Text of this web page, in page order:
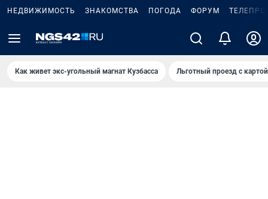
НЕДВИЖИМОСТЬ ЗНАКОМСТВА ПОГОДА ФОРУМ
Как живет экс-угольный магнат Кузбасса Льготный проезд с